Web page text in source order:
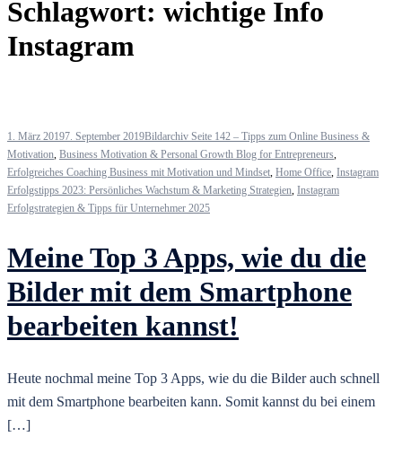
Schlagwort: wichtige Info
Instagram
1. März 20197. September 2019Bildarchiv Seite 142 – Tipps zum Online Business &
Motivation, Business Motivation & Personal Growth Blog for Entrepreneurs,
Erfolgreiches Coaching Business mit Motivation und Mindset, Home Office, Instagram
Erfolgstipps 2023: Persönliches Wachstum & Marketing Strategien, Instagram
Erfolgstrategien & Tipps für Unternehmer 2025
Meine Top 3 Apps, wie du die
Bilder mit dem Smartphone
bearbeiten kannst!
Heute nochmal meine Top 3 Apps, wie du die Bilder auch schnell
mit dem Smartphone bearbeiten kann. Somit kannst du bei einem
[…]